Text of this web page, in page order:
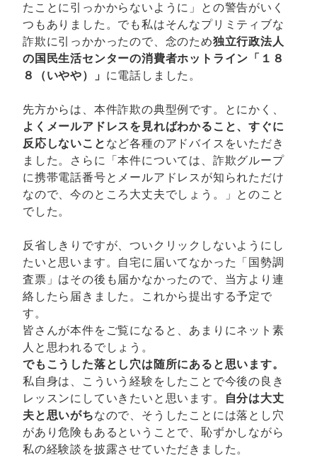
たことに引っかからないように」との警告がいく
つもありました。でも私はそんなプリミティブな
詐欺に引っかかったので、念のため独立行政法人
の国民生活センターの消費者ホットライン「１８
８（いやや）」 に電話しました。
先方からは、本件詐欺の典型例です。とにかく、
よくメールアドレスを見ればわかること、すぐに
反応しないこと など各種のアドバイスをいただき
ました。さらに「本件については、詐欺グループ
に携帯電話番号とメールアドレスが知られただけ
なので、今のところ大丈夫でしょう。」とのこと
でした。
反省しきりですが、ついクリックしないようにし
たいと思います。自宅に届いてなかった「国勢調
査票」はその後も届かなかったので、当方より連
絡したら届きました。これから提出する予定で
す。
皆さんが本件をご覧になると、あまりにネット素
人と思われるでしょう。
でもこうした落とし穴は随所にあると思います。
私自身は、こういう経験をしたことで今後の良き
レッスンにしていきたいと思います。
自分は大丈
夫と思いがちなので、そうしたことには落とし穴
があり危険もあるということで、恥ずかしながら
私の経験談を披露させていただきました。